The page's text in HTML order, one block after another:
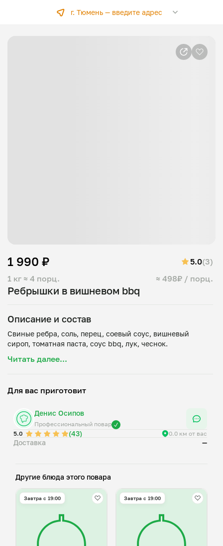
г. Тюмень — введите адрес
Ребрышки в вишневом bbq
1 кг ≈ 4 порц. ≈ 498₽ / порц.
1 990 ₽ 5.0(3)
Описание и состав
Свиные ребра, соль, перец, соевый соус, вишневый
Читать далее...
Для вас приготовит
Денис Осипов
Профессиональный повар
5.0
(43) 0.0 км от вас
Доставка —
Другие блюда этого повара
Завтра c 19:00 Завтра c 19:00